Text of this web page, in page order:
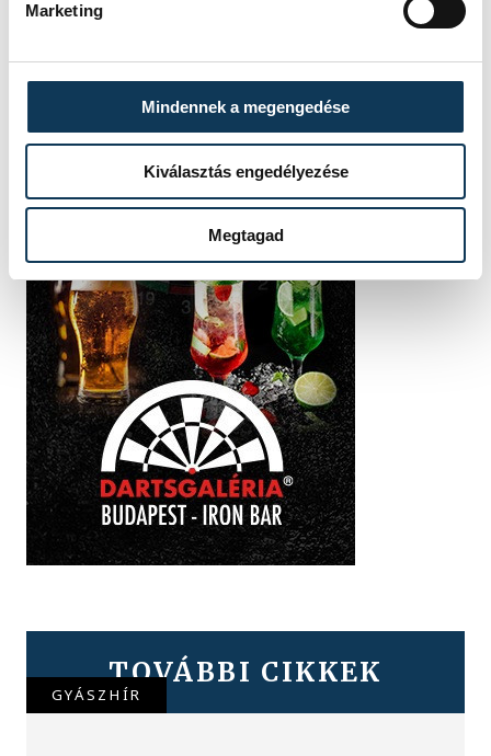
Marketing
Mindennek a megengedése
Kiválasztás engedélyezése
Megtagad
TOVÁBBI CIKKEK
GYÁSZHÍR